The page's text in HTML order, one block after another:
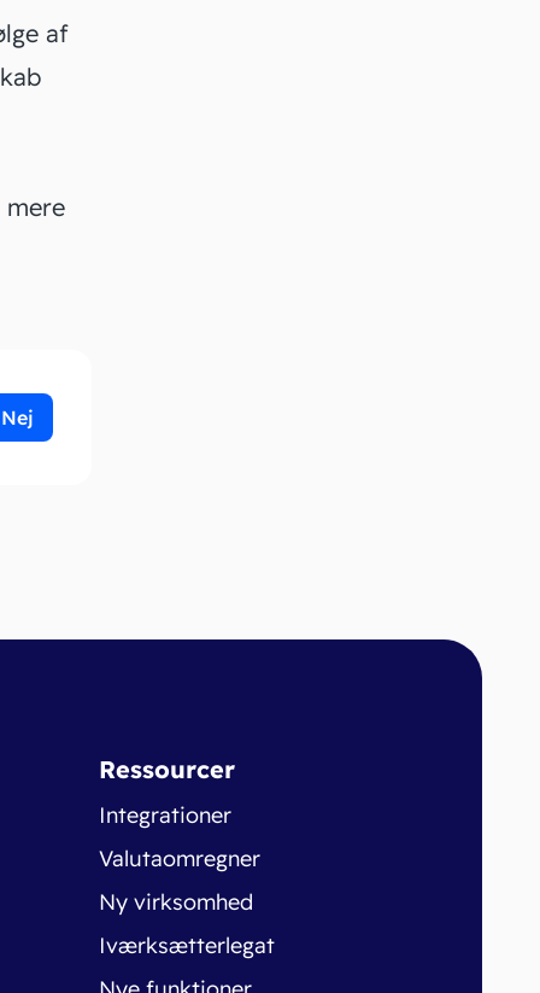
af
Nej
Ressourcer
Integrationer
Valutaomregner
Ny virksomhed
Iværksætterlegat